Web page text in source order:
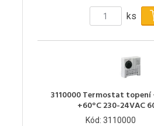
ks
3110000 Termostat topení
+60°C 230-24VAC
Kód: 3110000